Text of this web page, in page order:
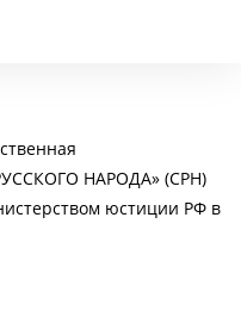
НАРОДА» (СРН)
юстиции РФ в